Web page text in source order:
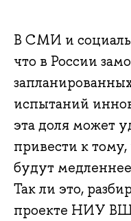
В СМИ и
что в России
испытаний
эта доля может
привести к
будут
Так ли это,
проекте НИУ